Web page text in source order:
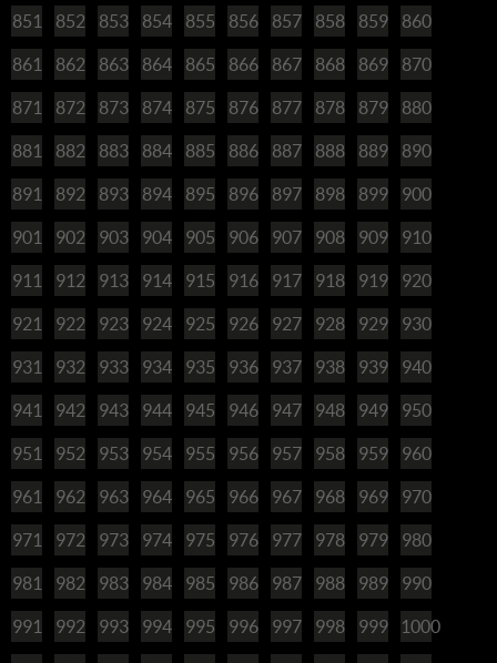
851 852 853 854 855 856 857 858 859 860
861 862 863 864 865 866 867 868 869 870
871 872 873 874 875 876 877 878 879 880
881 882 883 884 885 886 887 888 889 890
891 892 893 894 895 896 897 898 899 900
901 902 903 904 905 906 907 908 909 910
911 912 913 914 915 916 917 918 919 920
921 922 923 924 925 926 927 928 929 930
931 932 933 934 935 936 937 938 939 940
941 942 943 944 945 946 947 948 949 950
951 952 953 954 955 956 957 958 959 960
961 962 963 964 965 966 967 968 969 970
971 972 973 974 975 976 977 978 979 980
981 982 983 984 985 986 987 988 989 990
991 992 993 994 995 996 997 998 999 1000